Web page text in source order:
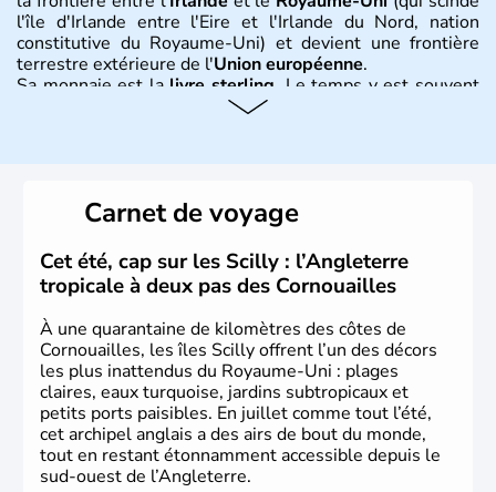
l'île d'Irlande entre l'Eire et l'Irlande du Nord, nation
constitutive du Royaume-Uni) et devient une frontière
terrestre extérieure de l'Union européenne.
Sa monnaie est lalivre sterling . Le temps y est souvent
instable avec de nombreuses précipitations : il s’agit d’un
Histoire et administration
L'Angleterre est l’une des quatre nations constitutives du
Royaume-Uni. Elle est peuplée de plus de 50 millions
d’habitants, les Anglais, et constitue à elle seule, près de
84% de la population de l’ensemble. Le pays s’est créé au
Xème siècle et tient son nom desAngles
germanique installé sur ces terres. Première démocratie
parlementaire au monde, elle doit son développement à
l’essor industriel du XIXème siècle.
Carnet de voyage
Cet été, cap sur les Scilly : l’Angleterre
tropicale à deux pas des Cornouailles
À une quarantaine de kilomètres des côtes de
Cornouailles, les îles Scilly offrent l’un des décors
les plus inattendus du Royaume-Uni : plages
claires, eaux turquoise, jardins subtropicaux et
petits ports paisibles. En juillet comme tout l’été,
cet archipel anglais a des airs de bout du monde,
tout en restant étonnamment accessible depuis le
sud-ouest de l’Angleterre.